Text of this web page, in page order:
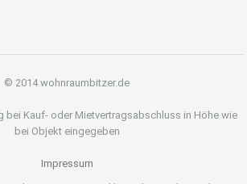
© 2014 wohnraumbitzer.de
bei Kauf- oder Mietvertragsabschluss in Höhe wie
bei Objekt eingegeben
Impressum